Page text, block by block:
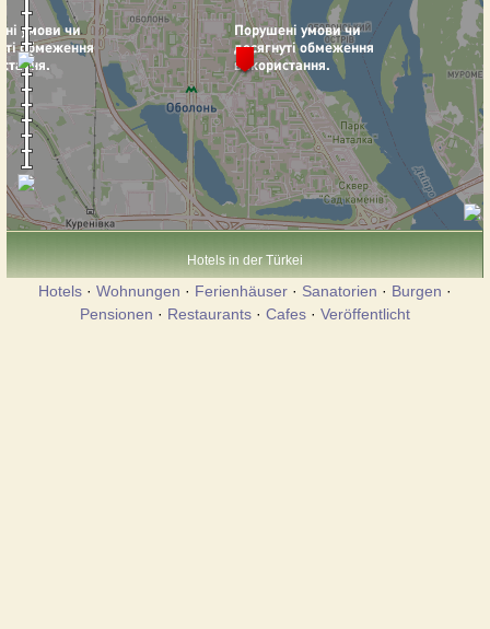
Hotels in der Türkei
Hotels · Wohnungen · Ferienhäuser · Sanatorien · Burgen ·
Pensionen · Restaurants · Cafes · Veröffentlicht